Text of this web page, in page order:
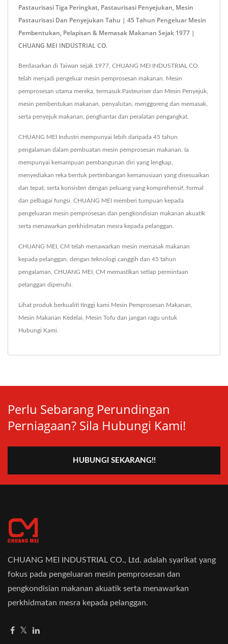
Pastaurisasi Tiga Peringkat, Pastaurisasi Penyejukan, Mesin
Pastaurisasi Dan Penyejukan Tahu | 45 Tahun Pengeluar Mesin
Pembentukan, Pelapisan & Memasak Makanan Sejak 1977 |
CHUANG MEI INDUSTRIAL CO.
Berdasarkan di Taiwan sejak 1977, CHUANG MEI INDUSTRIAL CO.
telah menjadi pengeluar mesin pemprosesan makanan. Mesin
pemprosesan utama mereka, termasuk Pasteuriser dan Mesin Penyejuk,
mesin pembentukan makanan, penyalutan, menggoreng dan memasak,
serta penyejuk makanan, penghantar dan peralatan pengangkat.
CHUANG MEI Industri mempunyai lebih daripada 45 tahun
pengalaman dalam pembuatan mesin pemprosesan makanan. Ia
mempunyai kemampuan pembangunan diri yang lengkap,
menyediakan reka bentuk pertimbangan kemanusiaan yang disesuaikan
dan tepat, serta konsisten dengan peluang yang komprehensif, formal
dan pelbagai fungsi. CHUANG MEI memberi tumpuan kepada
pengeluaran mesin pemprosesan dan pengkondisian makanan akuatik
serta menawarkan perkhidmatan mesra kepada pelanggan.
CHUANG MEI, CM telah menawarkan mesin memasak makanan
kepada pelanggan, dengan teknologi canggih dan 45 tahun
pengalaman, CHUANG MEI, CM memastikan setiap permintaan
pelanggan dipenuhi.
Lihat produk berkualiti tinggi kami Mesin Pemprosesan Makanan
Mesin Makanan Kedelai Mesin Tofu dan jangan ragu untuk
Hubungi Kami
Perlu Sebarang Perundingan
Perniagaan? Sila Hubungi Kami!
HUBUNGI SEKARANG!!
CHUANG MEI INDUSTRIAL CO., Ltd. adalah syarikat yang
fokus pada pengeluaran mesin pemprosesan dan
pengkondisian makanan akuatik serta menawarkan
perkhidmatan mesra kepada pelanggan.